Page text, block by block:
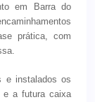
em Barra do
prática, com
e instalados os
e a futura caixa